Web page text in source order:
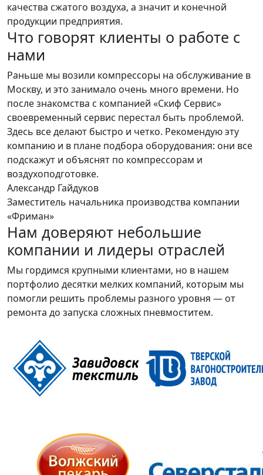
качества сжатого воздуха, а значит и конечной
продукции предприятия.
Что говорят клиенты о работе с
нами
Раньше мы возили компрессоры на обслуживание в
Москву, и это занимало очень много времени. Но
после знакомства с компанией «Скиф Сервис»
своевременный сервис перестал быть проблемой.
Здесь все делают быстро и четко. Рекомендую эту
компанию и в плане подбора оборудования: они все
подскажут и объяснят по компрессорам и
воздухоподготовке.
Александр Гайдуков
Заместитель начальника производства компании
«Фриман»
Нам доверяют небольшие
компании и лидеры отраслей
Мы гордимся крупными клиентами, но в нашем
портфолио десятки мелких компаний, которым мы
помогли решить проблемы разного уровня — от
ремонта до запуска сложных пневмоститем.